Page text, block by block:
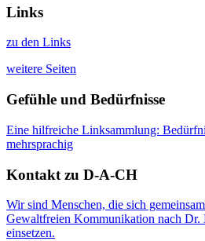
Links
zu den Links
weitere Seiten
Gefühle und Bedürfnisse
Eine hilfreiche Linksammlung:
mehrsprachig
Kontakt zu D-A-CH
Wir sind Menschen, die sich
Gewaltfreien Kommunikation nach Dr.
einsetzen.